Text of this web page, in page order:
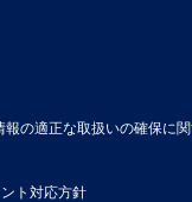
の適正な取扱いの確保に
ト対応方針